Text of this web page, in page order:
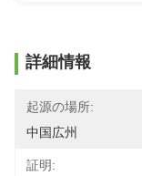
詳細情報
起源の場所:
中国広州
証明: